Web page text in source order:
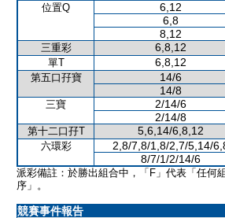
位置Q 6,12
6,8
8,12
三重彩 6,8,12
單T 6,8,12
第五口孖寶 14/6
14/8
三寶 2/14/6
2/14/8
第十二口孖T 5,6,14/6,8,12
六環彩 2,8/7,8/1,8/2,7/5,14/
8/7/1/2/14/6
派彩備註：於勝出組合中，「F」代表「任何
序」。
競賽事件報告